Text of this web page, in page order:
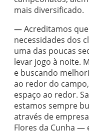
mais diversificado.
— Acreditamos
necessidades dos
uma das poucas
levar jogo à noite.
e buscando
ao redor do
espaço ao redor.
estamos sempre
através de
Flores da Cunha —